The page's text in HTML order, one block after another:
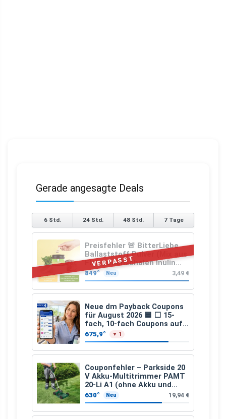
Gerade angesagte Deals
6 Std. 24 Std. 48 Std. 7 Tage
VERPASST
Preisfehler 🚨 BitterLiebe
Ballaststoff Pulver (Mix aus
Flohsamenschalen Inulin
(Präbiotika) Leinsamen &
Apfelfaser)
849° Neu 3,49 €
Neue dm Payback Coupons
für August 2026 🟦 ⬜ 15-
fach, 10-fach Coupons auf
den gesamten Einkauf ab 2
€
675,9° ▼ 1
Couponfehler – Parkside 20
V Akku-Multitrimmer PAMT
20-Li A1 (ohne Akku und
Ladegerät)
630° Neu 19,94 €